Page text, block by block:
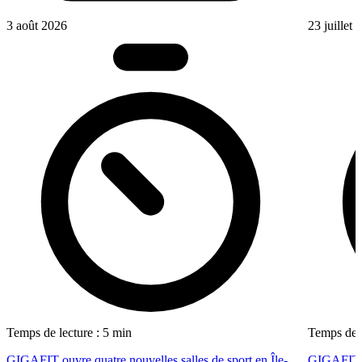
3 août 2026
Temps de lecture : 5 min
23 juillet
Temps de